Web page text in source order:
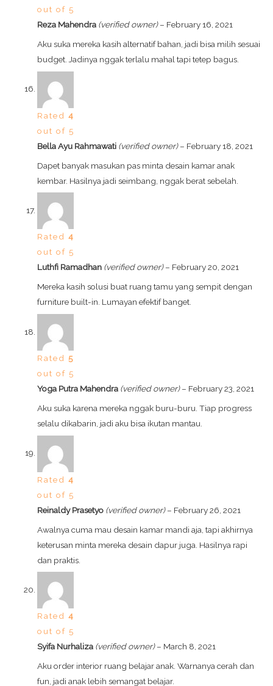
out of 5
Reza Mahendra (verified owner) – February 16, 2021
Aku suka mereka kasih alternatif bahan, jadi bisa milih sesuai
budget. Jadinya nggak terlalu mahal tapi tetep bagus.
Rated4
out of 5
Bella Ayu Rahmawati (verified owner) – February 18, 2021
Dapet banyak masukan pas minta desain kamar anak
kembar. Hasilnya jadi seimbang, nggak berat sebelah.
Rated4
out of 5
Luthfi Ramadhan (verified owner) – February 20, 2021
Mereka kasih solusi buat ruang tamu yang sempit dengan
furniture built-in. Lumayan efektif banget.
Rated5
out of 5
Yoga Putra Mahendra (verified owner) – February 23, 2021
Aku suka karena mereka nggak buru-buru. Tiap progress
selalu dikabarin, jadi aku bisa ikutan mantau.
Rated4
out of 5
Reinaldy Prasetyo (verified owner) – February 26, 2021
Awalnya cuma mau desain kamar mandi aja, tapi akhirnya
keterusan minta mereka desain dapur juga. Hasilnya rapi
dan praktis.
Rated4
out of 5
Syifa Nurhaliza (verified owner) – March 8, 2021
Aku order interior ruang belajar anak. Warnanya cerah dan
fun, jadi anak lebih semangat belajar.